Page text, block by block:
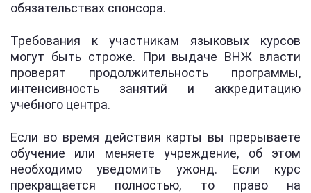
обязательствах спонсора.
Требования к участникам языковых курсов
могут быть строже. При выдаче ВНЖ власти
проверят продолжительность программы,
интенсивность занятий и аккредитацию
учебного центра.
Если во время действия карты вы прерываете
обучение или меняете учреждение, об этом
необходимо уведомить ужонд. Если курс
прекращается полностью, то право на